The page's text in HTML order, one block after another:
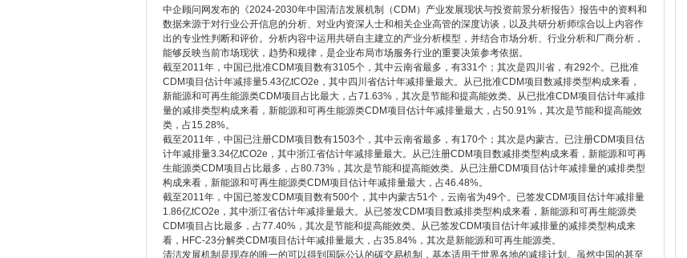
中企顾问网发布的《2024-2030年中国清洁发展机制（CDM）产业发展现状与投资前景分析报告》报告中的资料和
数据来源于对行业公开信息的分析、对业内资深人士和相关企业高管的深度访谈，以及共研分析师综合以上内容作
出的专业性判断和评价。分析内容中运用共研自主建立的产业分析模型，并结合市场分析、行业分析和厂商分析，
能够反映当前市场现状，趋势和规律，是企业布局市场服务行业的重要决策参考依据。
截至2011年，中国已批准CDM项目数有3105个，其中云南省最多，有331个；其次是四川省，有292个。已批准
CDM项目估计年减排量5.43亿tCO2e，其中四川省估计年减排量最大。从已批准CDM项目数减排类型构成来看，
新能源和可再生能源类CDM项目占比最大，占71.63%，其次是节能和提高能效类。从已批准CDM项目估计年减排
量的减排类型构成来看，新能源和可再生能源类CDM项目估计年减排量最大，占50.91%，其次是节能和提高能效
类，占15.28%。
截至2011年，中国已注册CDM项目数有1503个，其中云南省最多，有170个；其次是内蒙古。已注册CDM项目估
计年减排量3.34亿tCO2e，其中浙江省估计年减排量最大。从已注册CDM项目数减排类型构成来看，新能源和可再
生能源类CDM项目占比最多，占80.73%，其次是节能和提高能效类。从已注册CDM项目估计年减排量的减排类型
构成来看，新能源和可再生能源类CDM项目估计年减排量最大，占46.48%。
截至2011年，中国已签发CDM项目数有500个，其中内蒙古51个，云南省为49个。已签发CDM项目估计年减排量
1.86亿tCO2e，其中浙江省估计年减排量最大。从已签发CDM项目数减排类型构成来看，新能源和可再生能源类
CDM项目占比最多，占77.40%，其次是节能和提高能效类。从已签发CDM项目估计年减排量的减排类型构成来
看，HFC-23分解类CDM项目估计年减排量最大，占35.84%，其次是新能源和可再生能源类。
清洁发展机制是现存的唯一的可以得到国际公认的碳交易机制，基本适用于世界各地的减排计划。虽然中国的甚至